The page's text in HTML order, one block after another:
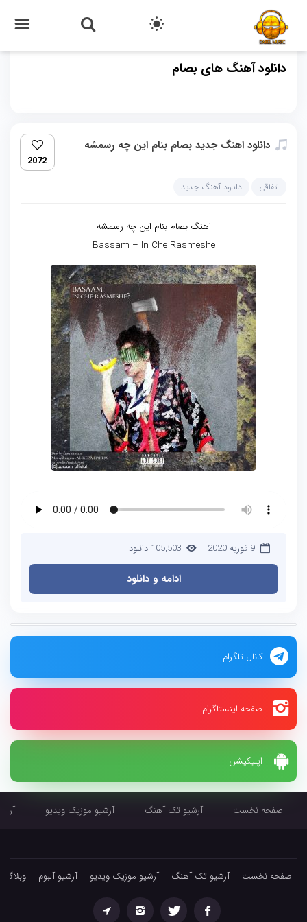
اپلیکیشن
دانلود آهنگ های بصام
دانلود اهنگ جدید بصام بنام این چه رسمشه
2072
اتفاقی دانلود آهنگ جدید
اهنگ بصام بنام این چه رسمشه
Bassam – In Che Rasmeshe
9 فوریه 2020 105,503 دانلود
ادامه و دانلود
کانال تلگرام
صفحه اینستاگرام
صفحه نخست آرشیو تک آهنگ آرشیو موزیک ویدیو
صفحه نخست آرشیو تک آهنگ آرشیو موزیک ویدیو آرشیو آلبوم وبلاگ